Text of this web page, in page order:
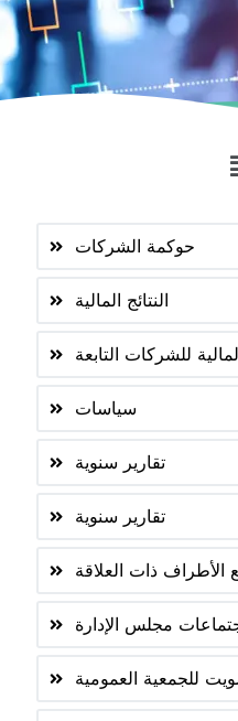
حوكمة الشركات
النتائج المالية
للشركات التابعة
سياسات
تقارير سنوية
تقارير سنوية
الأطراف ذات العلاقة
مجلس الإدارة
للجمعية العمومية